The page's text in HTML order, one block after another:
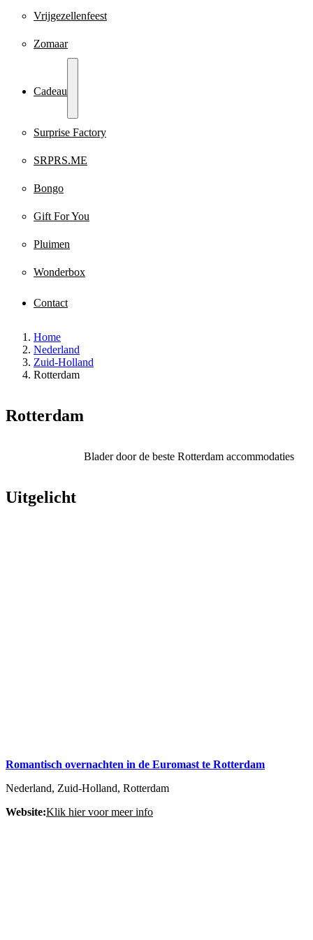
Vrijgezellenfeest
Zomaar
Cadeau
Surprise Factory
SRPRS.ME
Bongo
Gift For You
Pluimen
Wonderbox
Contact
Home
Nederland
Zuid-Holland
Rotterdam
Rotterdam
Blader door de beste Rotterdam accommodaties
Uitgelicht
Romantisch overnachten in de Euromast te Rotterdam
Nederland, Zuid-Holland, Rotterdam
Website:Klik hier voor meer info